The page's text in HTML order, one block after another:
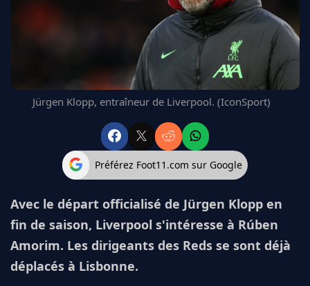
L'AVIS DE LA RÉDAC'
Jürgen Klopp, entraîneur de Liverpool. (IconSport)
Préférez Foot11.com sur Google
Avec le départ officialisé de Jürgen Klopp en
fin de saison, Liverpool s'intéresse à Rúben
Amorim. Les dirigeants des Reds se sont déjà
déplacés à Lisbonne.